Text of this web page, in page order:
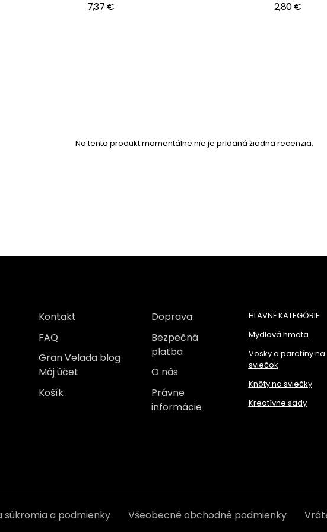
7,37 € 2,80 €
Na tento produkt momentálne nie je pridaná žiadna recenzia.
Kontakt
FAQ
Gran Velada blog
Môj účet
Košík
Doprava
Bezpečná
platba
O nás
Právne
informácie
HLAVNÉ KATEGÓRIE
Mydlová hmota
Vosky a parafíny
sviečok
Knôty na sviečky
Kreatívne sady
súkromia a podmienky Všeobecné obchodné podmienky